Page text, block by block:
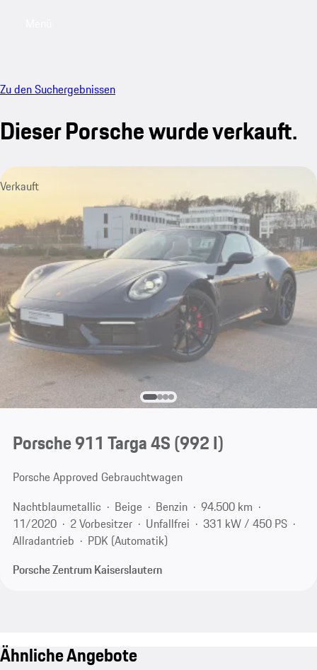
Zu den Suchergebnissen
Dieser Porsche wurde verkauft.
Verkauft
Porsche 911 Targa 4S(992 I)
Porsche Approved Gebrauchtwagen
Nachtblaumetallic
Beige Benzin
94.500 km
11/2020
2 Vorbesitzer Unfallfrei
331 kW / 450 PS
Allradantrieb
PDK (Automatik)
Porsche Zentrum Kaiserslautern
Ähnliche Angebote